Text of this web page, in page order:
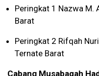
Peringkat 1 Nazwa M.
Barat
Peringkat 2 Rifqah
Ternate Barat
Cabang Musabaqah